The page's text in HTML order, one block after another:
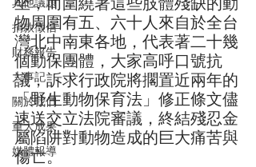
捐款徵信
財務報告
大事記
關於我們
重大成果
媒體報導
物周圍有五、六十人來自於全台
灣北中南東各地，代表著二十幾
個動保團體，大家高呼口號抗
議，訴求行政院將擱置近兩年的
「野生動物保育法」修正條文儘
速送交立法院審議，終結殘忍金
屬陷阱對動物造成的巨大痛苦與
傷亡。